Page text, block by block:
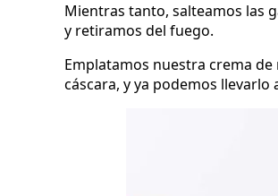
Mientras tanto, salteamos las
y retiramos del fuego.
Emplatamos nuestra crema
cáscara, y ya podemos